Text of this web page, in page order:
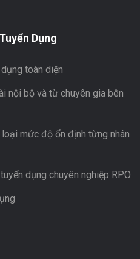
Dụng
toàn diện
nội bộ và từ chuyên gia bên
mức độ ổn định từng nhân
dụng chuyên nghiệp RPO